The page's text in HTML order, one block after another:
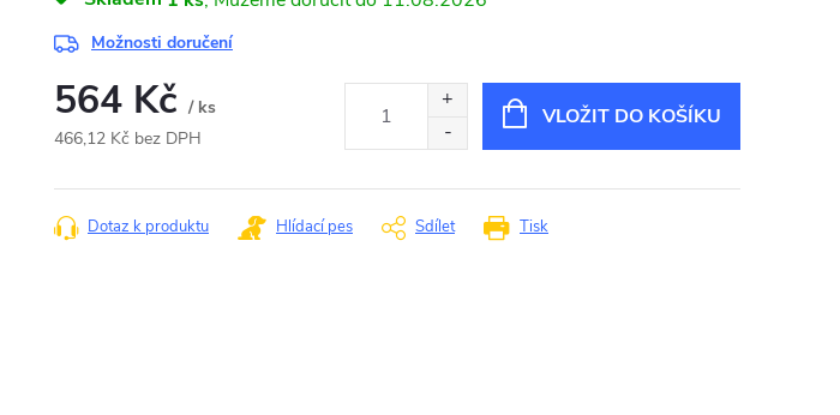
Možnosti doručení
564 Kč / ks
466,12 Kč bez DPH
cena:
VLOŽIT DO KOŠÍKU
Tisk
Dotaz k produktu Hlídací pes Sdílet